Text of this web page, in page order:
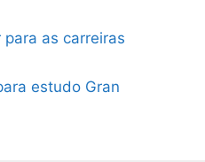
as carreiras
estudo Gran